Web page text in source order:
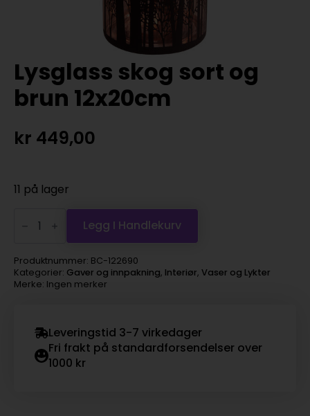
Lysglass skog sort og
brun 12x20cm
kr 449,00
11 på lager
skog
brun
12x20cm
antall
Legg I Handlekurv
Produktnummer: BC-122690
Kategorier: Gaver og innpakning, Interiør, Vaser og Lykter
Merke: Ingen merker
Leveringstid 3-7 virkedager
Fri frakt på standardforsendelser over
1000 kr